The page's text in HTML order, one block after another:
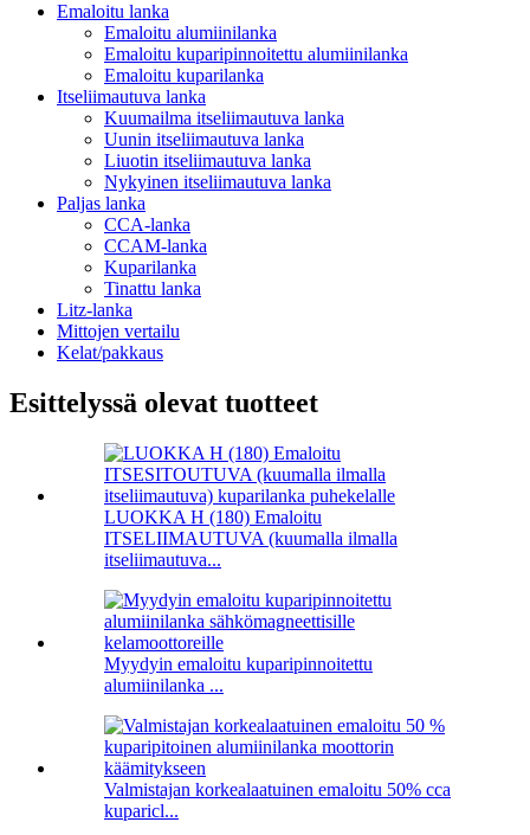
Emaloitu lanka
Emaloitu alumiinilanka
Emaloitu kuparipinnoitettu alumiinilanka
Emaloitu kuparilanka
Itseliimautuva lanka
Kuumailma itseliimautuva lanka
Uunin itseliimautuva lanka
Liuotin itseliimautuva lanka
Nykyinen itseliimautuva lanka
Paljas lanka
CCA-lanka
CCAM-lanka
Kuparilanka
Tinattu lanka
Litz-lanka
Mittojen vertailu
Kelat/pakkaus
Esittelyssä olevat tuotteet
LUOKKA H (180) Emaloitu
ITSELIIMAUTUVA (kuumalla ilmalla
itseliimautuva...
Myydyin emaloitu kuparipinnoitettu
alumiinilanka ...
Valmistajan korkealaatuinen emaloitu 50% cca
kuparicl...